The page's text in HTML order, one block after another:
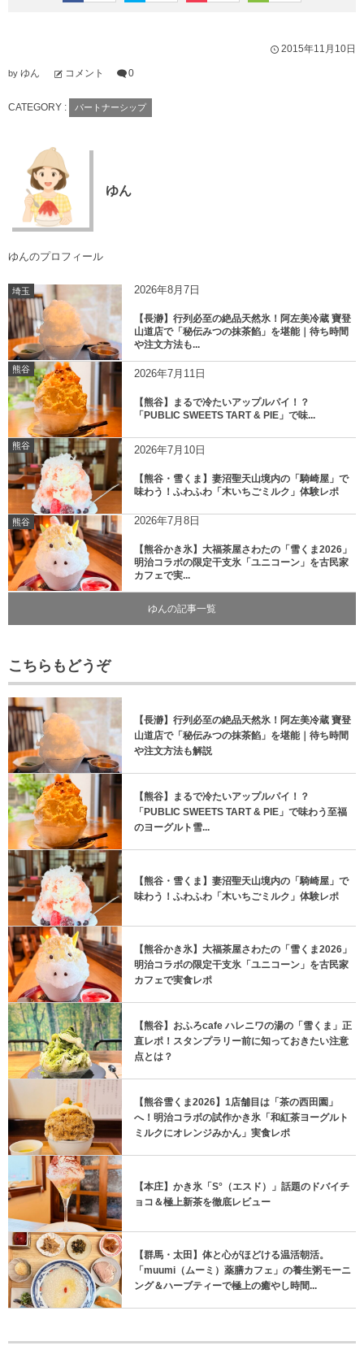
2015年11月10日
by ゆん コメント 0
CATEGORY : パートナーシップ
ゆん
ゆんのプロフィール
埼玉 2026年8月7日
【長瀞】行列必至の絶品天然氷！阿左美冷蔵 寶登
山道店で「秘伝みつの抹茶餡」を堪能｜待ち時間
や注文方法も...
熊谷 2026年7月11日
【熊谷】まるで冷たいアップルパイ！？
「PUBLIC SWEETS TART & PIE」で味...
熊谷 2026年7月10日
【熊谷・雪くま】妻沼聖天山境内の「騎崎屋」で
味わう！ふわふわ「木いちごミルク」体験レポ
熊谷 2026年7月8日
【熊谷かき氷】大福茶屋さわたの「雪くま2026」
明治コラボの限定干支氷「ユニコーン」を古民家
カフェで実...
ゆんの記事一覧
こちらもどうぞ
【長瀞】行列必至の絶品天然氷！阿左美冷蔵 寶登
山道店で「秘伝みつの抹茶餡」を堪能｜待ち時間
や注文方法も解説
【熊谷】まるで冷たいアップルパイ！？
「PUBLIC SWEETS TART & PIE」で味わう至福
のヨーグルト雪...
【熊谷・雪くま】妻沼聖天山境内の「騎崎屋」で
味わう！ふわふわ「木いちごミルク」体験レポ
【熊谷かき氷】大福茶屋さわたの「雪くま2026」
明治コラボの限定干支氷「ユニコーン」を古民家
カフェで実食レポ
【熊谷】おふろcafe ハレニワの湯の「雪くま」正
直レポ！スタンプラリー前に知っておきたい注意
点とは？
【熊谷雪くま2026】1店舗目は「茶の西田園」
へ！明治コラボの試作かき氷「和紅茶ヨーグルト
ミルクにオレンジみかん」実食レポ
【本庄】かき氷「S°（エスド）」話題のドバイチ
ョコ＆極上新茶を徹底レビュー
【群馬・太田】体と心がほどける温活朝活。
「muumi（ムーミ）薬膳カフェ」の養生粥モーニ
ング＆ハーブティーで極上の癒やし時間...